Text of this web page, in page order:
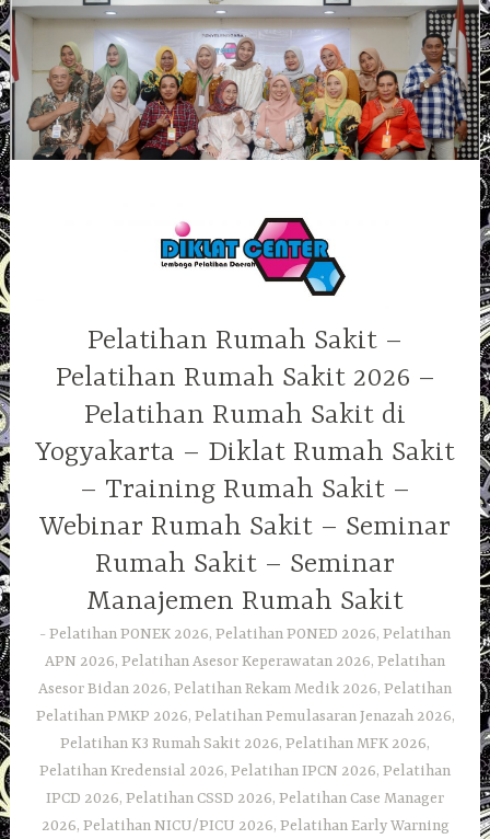
Skip
to
content
Pelatihan Rumah Sakit –
Pelatihan Rumah Sakit 2026 –
Pelatihan Rumah Sakit di
Yogyakarta – Diklat Rumah Sakit
– Training Rumah Sakit –
Webinar Rumah Sakit – Seminar
Rumah Sakit – Seminar
Manajemen Rumah Sakit
Pelatihan PONEK 2026, Pelatihan PONED 2026, Pelatihan
APN 2026, Pelatihan Asesor Keperawatan 2026, Pelatihan
Asesor Bidan 2026, Pelatihan Rekam Medik 2026, Pelatihan
Pelatihan PMKP 2026, Pelatihan Pemulasaran Jenazah 2026,
Pelatihan K3 Rumah Sakit 2026, Pelatihan MFK 2026,
Pelatihan Kredensial 2026, Pelatihan IPCN 2026, Pelatihan
IPCD 2026, Pelatihan CSSD 2026, Pelatihan Case Manager
2026, Pelatihan NICU/PICU 2026, Pelatihan Early Warning